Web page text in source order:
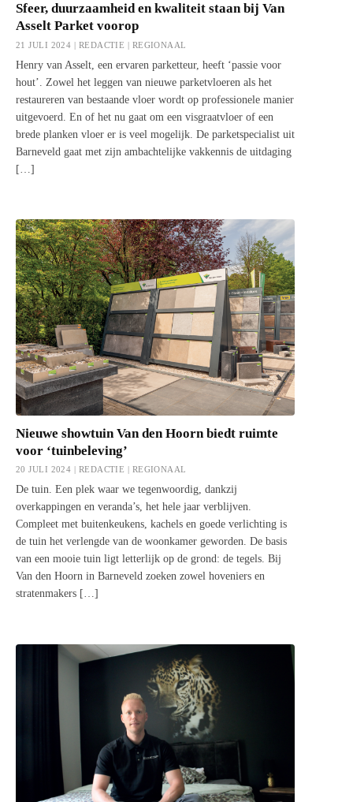
Sfeer, duurzaamheid en kwaliteit staan bij Van
Asselt Parket voorop
21 JULI 2024 | REDACTIE | REGIONAAL
Henry van Asselt, een ervaren parketteur, heeft ‘passie voor
hout’. Zowel het leggen van nieuwe parketvloeren als het
restaureren van bestaande vloer wordt op professionele manier
uitgevoerd. En of het nu gaat om een visgraatvloer of een
brede planken vloer er is veel mogelijk. De parketspecialist uit
Barneveld gaat met zijn ambachtelijke vakkennis de uitdaging
[…]
Nieuwe showtuin Van den Hoorn biedt ruimte
voor ‘tuinbeleving’
20 JULI 2024 | REDACTIE | REGIONAAL
De tuin. Een plek waar we tegenwoordig, dankzij
overkappingen en veranda’s, het hele jaar verblijven.
Compleet met buitenkeukens, kachels en goede verlichting is
de tuin het verlengde van de woonkamer geworden. De basis
van een mooie tuin ligt letterlijk op de grond: de tegels. Bij
Van den Hoorn in Barneveld zoeken zowel hoveniers en
stratenmakers […]